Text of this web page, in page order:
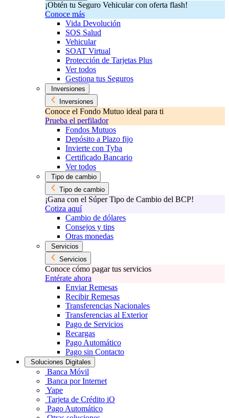
¡Obtén tu Seguro Vehicular con oferta flash!
Conoce más
Vida Devolución
SOS Salud
Vehicular
SOAT Virtual
Protección de Tarjetas Plus
Ver todos
Gestiona tus Seguros
Inversiones
Inversiones
Conoce el Fondo Mutuo ideal para ti
Prueba el perfilador
Fondos Mutuos
Depósito a Plazo fijo
Invierte con Tyba
Certificado Bancario
Ver todos
Tipo de cambio
Tipo de cambio
¡Gana con el Súper Tipo de Cambio del BCP!
Cotiza aquí
Cambio de dólares
Consejos y tips
Otras monedas
Servicios
Servicios
Conoce cómo pagar tus servicios
Entérate ahora
Enviar Remesas
Recibir Remesas
Transferencias Nacionales
Transferencias al Exterior
Pago de Servicios
Recargas
Pago Automático
Pago sin Contacto
Soluciones Digitales
Banca Móvil
Banca por Internet
Yape
Tarjeta de Crédito iO
Pago Automático